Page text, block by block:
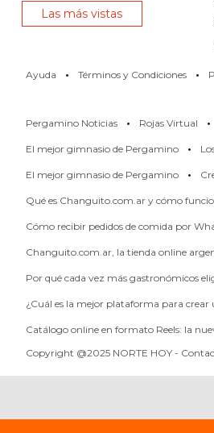
MEJOR
DE
PRECIOS
EN
SUPLEMENTOS
SUPLEMENTOS
DEPORTIVOS
EN
PERGAMINO:
Las más vistas
Ayuda · Términos y Condiciones ·
Pergamino Noticias · Rojas Virtual ·
El mejor gimnasio de Pergamino ·
El mejor gimnasio de Pergamino ·
Qué es Changuito.com.ar y cómo
Cómo recibir pedidos de comida por
Changuito.com.ar, la tienda online
Por qué cada vez más gastronómicos
¿Cuál es la mejor plataforma para
Catálogo online en formato Reels: la
Copyright @2025 NORTE HOY -